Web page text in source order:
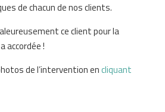
de chacun de nos clients.
ce client pour la
accordée !
de l’intervention encliquant